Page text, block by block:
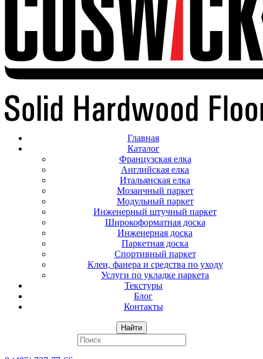
Главная
Каталог
Французская елка
Английская елка
Итальянская елка
Мозаичный паркет
Модульный паркет
Инженерный штучный паркет
Широкоформатная доска
Инженерная доска
Паркетная доска
Спортивный паркет
Клеи, фанера и средства по уходу
Услуги по укладке паркета
Текстуры
Блог
Контакты
Найти